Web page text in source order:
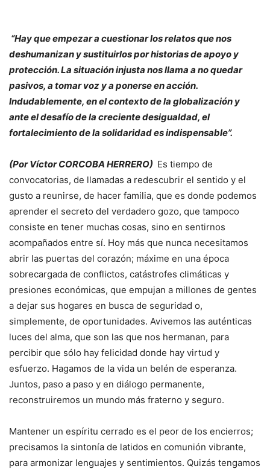
“Hay que empezar a cuestionar los relatos que nos
deshumanizan y sustituirlos por historias de apoyo y
protección. La situación injusta nos llama a no quedar
pasivos, a tomar voz y a ponerse en acción.
Indudablemente, en el contexto de la globalización y
ante el desafío de la creciente desigualdad, el
fortalecimiento de la solidaridad es indispensable”.
(Por Víctor CORCOBA HERRERO) Es tiempo de
convocatorias, de llamadas a redescubrir el sentido y el
gusto a reunirse, de hacer familia, que es donde podemos
aprender el secreto del verdadero gozo, que tampoco
consiste en tener muchas cosas, sino en sentirnos
acompañados entre sí. Hoy más que nunca necesitamos
abrir las puertas del corazón; máxime en una época
sobrecargada de conflictos, catástrofes climáticas y
presiones económicas, que empujan a millones de gentes
a dejar sus hogares en busca de seguridad o,
simplemente, de oportunidades. Avivemos las auténticas
luces del alma, que son las que nos hermanan, para
percibir que sólo hay felicidad donde hay virtud y
esfuerzo. Hagamos de la vida un belén de esperanza.
Juntos, paso a paso y en diálogo permanente,
reconstruiremos un mundo más fraterno y seguro.
Mantener un espíritu cerrado es el peor de los encierros;
precisamos la sintonía de latidos en comunión vibrante,
para armonizar lenguajes y sentimientos. Quizás tengamos